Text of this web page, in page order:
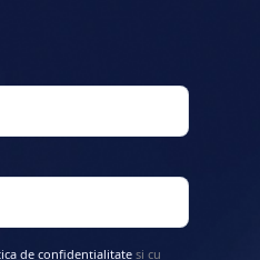
de confidențialitate și cu